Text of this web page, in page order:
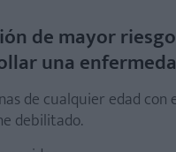
de mayor
una
de cualquier edad con
debilitado.